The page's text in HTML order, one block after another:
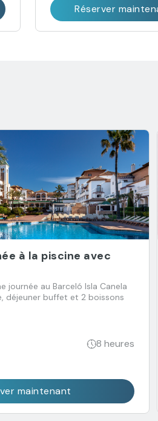
Réserver
à la piscine avec
journée au Barceló Isla Canela
déjeuner buffet et 2 boissons
8 heures
maintenant